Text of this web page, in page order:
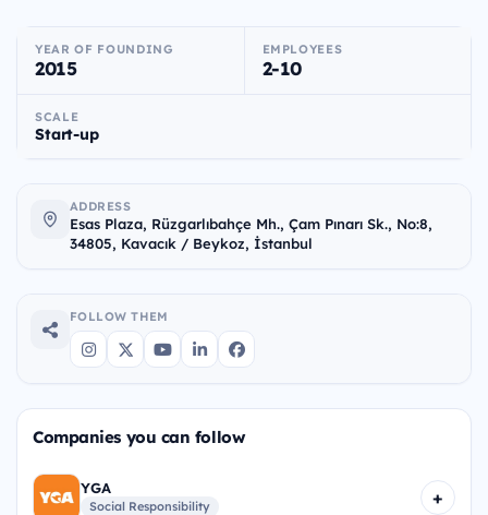
YEAR OF FOUNDING
2015
EMPLOYEES
2-10
SCALE
Start-up
ADDRESS
Esas Plaza, Rüzgarlıbahçe Mh., Çam Pınarı Sk., No:8,
34805, Kavacık / Beykoz, İstanbul
FOLLOW THEM
Companies you can follow
YGA
Social Responsibility +